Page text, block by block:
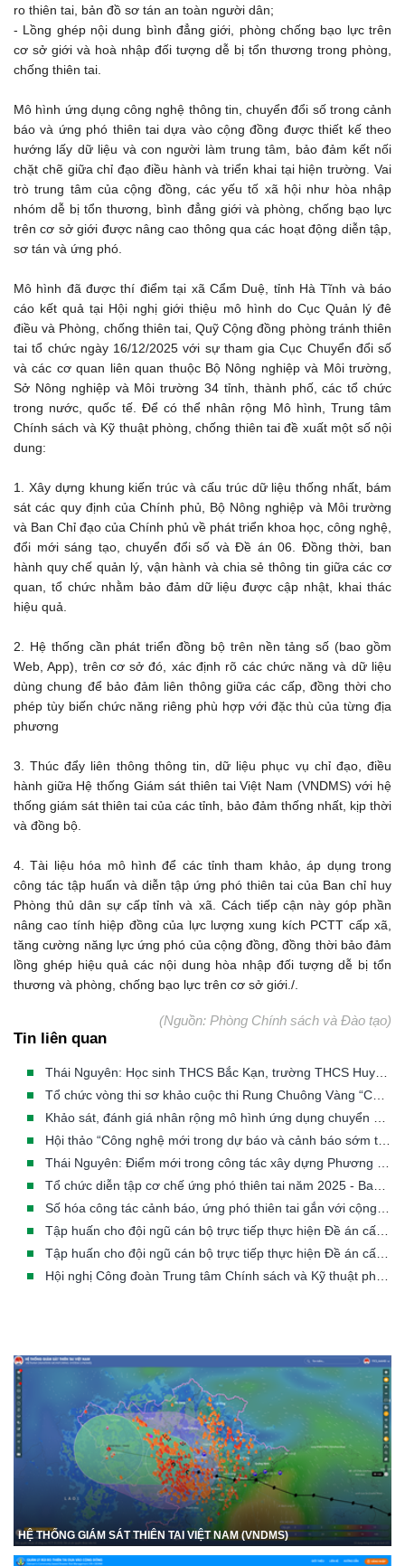
ro thiên tai, bản đồ sơ tán an toàn người dân;
- Lồng ghép nội dung bình đẳng giới, phòng chống bạo lực trên
cơ sở giới và hoà nhập đối tượng dễ bị tổn thương trong phòng,
chống thiên tai.
Mô hình ứng dụng công nghệ thông tin, chuyển đổi số trong cảnh
báo và ứng phó thiên tai dựa vào cộng đồng được thiết kế theo
hướng lấy dữ liệu và con người làm trung tâm, bảo đảm kết nối
chặt chẽ giữa chỉ đạo điều hành và triển khai tại hiện trường. Vai
trò trung tâm của cộng đồng, các yếu tố xã hội như hòa nhập
nhóm dễ bị tổn thương, bình đẳng giới và phòng, chống bạo lực
trên cơ sở giới được nâng cao thông qua các hoạt động diễn tập,
sơ tán và ứng phó.
Mô hình đã được thí điểm tại xã Cẩm Duệ, tỉnh Hà Tĩnh và báo
cáo kết quả tại Hội nghị giới thiệu mô hình do Cục Quản lý đê
điều và Phòng, chống thiên tai, Quỹ Cộng đồng phòng tránh thiên
tai tổ chức ngày 16/12/2025 với sự tham gia Cục Chuyển đổi số
và các cơ quan liên quan thuộc Bộ Nông nghiệp và Môi trường,
Sở Nông nghiệp và Môi trường 34 tỉnh, thành phố, các tổ chức
trong nước, quốc tế. Để có thể nhân rộng Mô hình, Trung tâm
Chính sách và Kỹ thuật phòng, chống thiên tai đề xuất một số nội
dung:
1. Xây dựng khung kiến trúc và cấu trúc dữ liệu thống nhất, bám
sát các quy định của Chính phủ, Bộ Nông nghiệp và Môi trường
và Ban Chỉ đạo của Chính phủ về phát triển khoa học, công nghệ,
đổi mới sáng tạo, chuyển đổi số và Đề án 06. Đồng thời, ban
hành quy chế quản lý, vận hành và chia sẻ thông tin giữa các cơ
quan, tổ chức nhằm bảo đảm dữ liệu được cập nhật, khai thác
hiệu quả.
2. Hệ thống cần phát triển đồng bộ trên nền tảng số (bao gồm
Web, App), trên cơ sở đó, xác định rõ các chức năng và dữ liệu
dùng chung để bảo đảm liên thông giữa các cấp, đồng thời cho
phép tùy biến chức năng riêng phù hợp với đặc thù của từng địa
phương
3. Thúc đẩy liên thông thông tin, dữ liệu phục vụ chỉ đạo, điều
hành giữa Hệ thống Giám sát thiên tai Việt Nam (VNDMS) với hệ
thống giám sát thiên tai của các tỉnh, bảo đảm thống nhất, kịp thời
và đồng bộ.
4. Tài liệu hóa mô hình để các tỉnh tham khảo, áp dụng trong
công tác tập huấn và diễn tập ứng phó thiên tai của Ban chỉ huy
Phòng thủ dân sự cấp tỉnh và xã. Cách tiếp cận này góp phần
nâng cao tính hiệp đồng của lực lượng xung kích PCTT cấp xã,
tăng cường năng lực ứng phó của cộng đồng, đồng thời bảo đảm
lồng ghép hiệu quả các nội dung hòa nhập đối tượng dễ bị tổn
thương và phòng, chống bạo lực trên cơ sở giới./.
(Nguồn: Phòng Chính sách và Đào tạo)
Tin liên quan
Thái Nguyên: Học sinh THCS Bắc Kạn, trường THCS Huyền Tụng và trường THCS Đức Xuân thi Rung Chuông Vàng “Cùng em phòng chống thiên tai - Kiến tạo tương lai bền vững”
Tổ chức vòng thi sơ khảo cuộc thi Rung Chuông Vàng “Cùng em phòng, chống thiên tai - Kiến tạo tương lai bền vững” tại Thái Nguyên
Khảo sát, đánh giá nhân rộng mô hình ứng dụng chuyển đổi số trong cảnh báo sớm, ứng phó thiên tai dựa vào cộng đồng
Hội thảo “Công nghệ mới trong dự báo và cảnh báo sớm thiên tai”
Thái Nguyên: Điểm mới trong công tác xây dựng Phương án ứng phó thiên tai theo hướng hiện đại và sát thực tiễn
Tổ chức diễn tập cơ chế ứng phó thiên tai năm 2025 - Ban chỉ huy PCTT&TKCN Công ty Quản lý bay miền Bắc
Số hóa công tác cảnh báo, ứng phó thiên tai gắn với cộng đồng
Tập huấn cho đội ngũ cán bộ trực tiếp thực hiện Đề án cấp xã thuộc khu vực miền núi phía Bắc về quản lý, tổ chức, thực hiện Đề án 553 tại tỉnh Lào Cai
Tập huấn cho đội ngũ cán bộ trực tiếp thực hiện Đề án cấp xã thuộc khu vực miền Trung về quản lý, tổ chức, thực hiện Đề án 553 tại tỉnh Nghệ An (11-13/11/2025)
Hội nghị Công đoàn Trung tâm Chính sách và Kỹ thuật phòng, chống thiên tai lần thứ I, nhiệm kỳ 2025 - 2030
HỆ THỐNG GIÁM SÁT THIÊN TAI VIỆT NAM (VNDMS)